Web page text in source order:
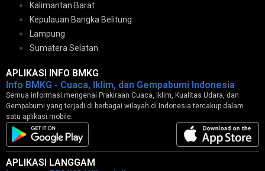
Kalimantan Barat
Kepulauan Bangka Belitung
Lampung
Sumatera Selatan
APLIKASI INFO BMKG
Info BMKG - Cuaca, Iklim, dan Gempabumi Indonesia
Semua informasi mengenai Prakiraan Cuaca, Iklim, Kualitas Udara, dan
Gempabumi yang terjadi di berbagai wilayah di Indonesia tercakup dalam
satu aplikasi mobile.
APLIKASI LANGGAM